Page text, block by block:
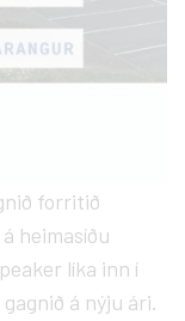
forritið
heimasíðu
líka inn í
á nýju ári.